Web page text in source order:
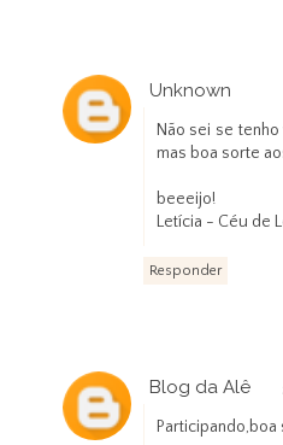
Unknown
Não sei se
mas boa sorte
beeeijo!
Letícia - Céu de
Responder
Blog da Alê
Participando,boa